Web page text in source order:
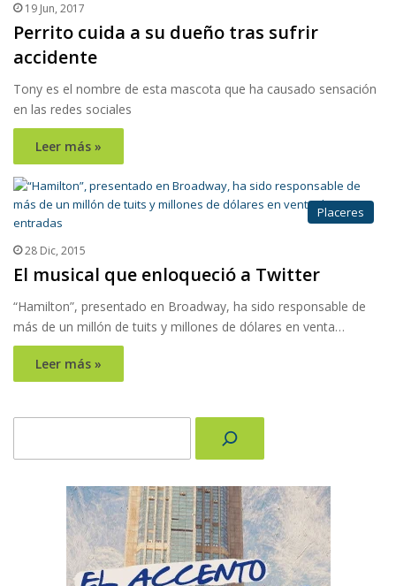
19 Jun, 2017
Perrito cuida a su dueño tras sufrir
accidente
Tony es el nombre de esta mascota que ha causado sensación
en las redes sociales
Leer más »
Placeres
28 Dic, 2015
El musical que enloqueció a Twitter
“Hamilton”, presentado en Broadway, ha sido responsable de
más de un millón de tuits y millones de dólares en venta…
Leer más »